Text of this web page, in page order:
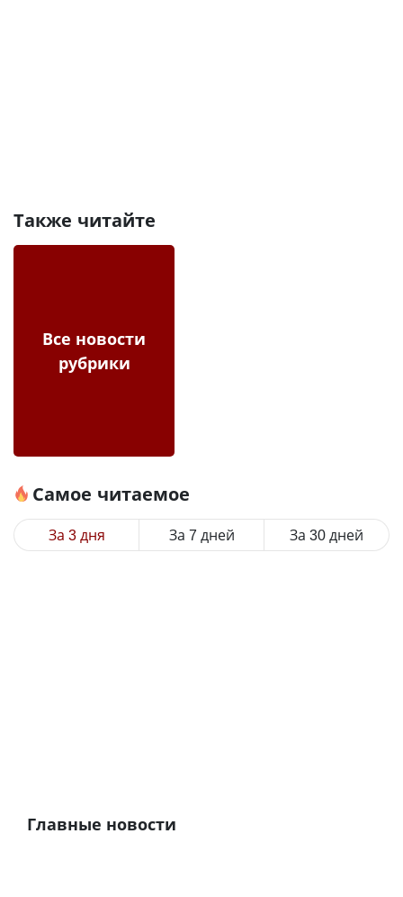
Также читайте
Все новости
рубрики
Самое читаемое
За 3 дня За 7 дней За 30 дней
Главные новости